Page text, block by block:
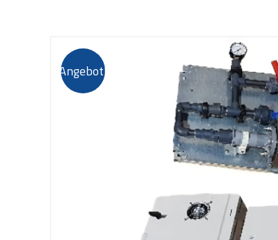
Angebot!